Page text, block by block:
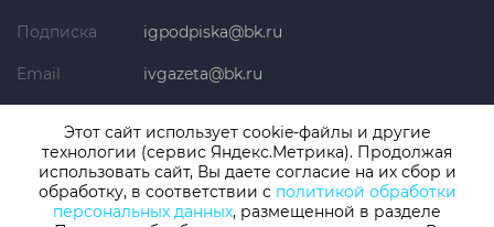
Подписка igpodpiska@bk.ru
Email ivgazeta@bk.ru
Телефон +7 (4932) 41-94-81
Этот сайт использует cookie-файлы и другие
технологии (сервис Яндекс.Метрика). Продолжая
использовать сайт, Вы даете согласие на их сбор и
обработку, в соответствии с политикой обработки
персональных данных, размещенной в разделе